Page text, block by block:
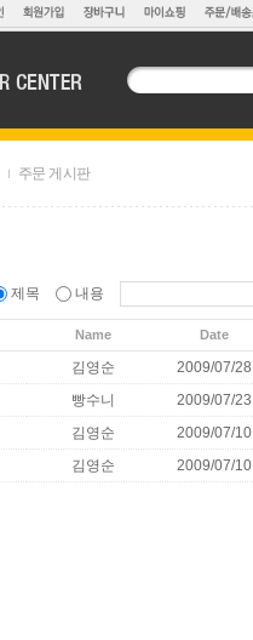
주문 게시판
제목 내용
Name Date
김영순 2009/07/28
빵수니 2009/07/23
김영순 2009/07/10
김영순 2009/07/10